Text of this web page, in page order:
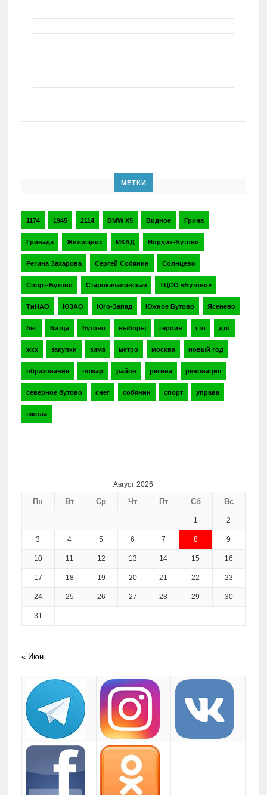
МЕТКИ
1174 1945 2114 BMW X5 Видное Грина
Гринада Жилищник МКАД Нордик-Бутово
Регина Захарова Сергей Собянин Солнцево
Спорт-Бутово Старокачаловская ТЦСО «Бутово»
ТиНАО ЮЗАО Юго-Запад Южное Бутово Ясенево
бег битца бутово выборы героин гто дтп
жкх закупки зима метро москва новый год
образование пожар район регина реновация
северное бутово снег собянин спорт управа
школа
Август 2026
Пн Вт Ср Чт Пт Сб Вс
1 2
3 4 5 6 7 8 9
10 11 12 13 14 15 16
17 18 19 20 21 22 23
24 25 26 27 28 29 30
31
« Июн